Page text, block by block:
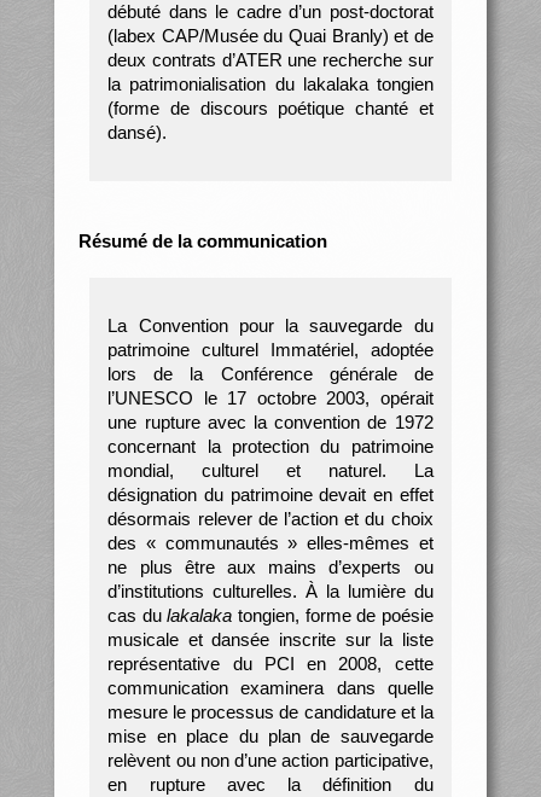
débuté dans le cadre d’un post-doctorat
(labex CAP/Musée du Quai Branly) et de
deux contrats d’ATER une recherche sur
la patrimonialisation du lakalaka tongien
(forme de discours poétique chanté et
dansé).
Résumé de la communication
La Convention pour la sauvegarde du
patrimoine culturel Immatériel, adoptée
lors de la Conférence générale de
l’UNESCO le 17 octobre 2003, opérait
une rupture avec la convention de 1972
concernant la protection du patrimoine
mondial, culturel et naturel. La
désignation du patrimoine devait en effet
désormais relever de l’action et du choix
des « communautés » elles-mêmes et
ne plus être aux mains d’experts ou
d’institutions culturelles. À la lumière du
cas dulakalaka tongien, forme de poésie
musicale et dansée inscrite sur la liste
représentative du PCI en 2008, cette
communication examinera dans quelle
mesure le processus de candidature et la
mise en place du plan de sauvegarde
relèvent ou non d’une action participative,
en rupture avec la définition du